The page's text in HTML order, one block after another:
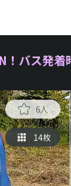
！バス発
6人
14枚